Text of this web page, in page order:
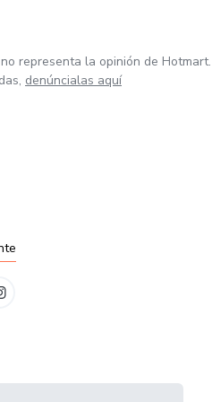
representa la opinión de Hotmart.
denúncialas aquí